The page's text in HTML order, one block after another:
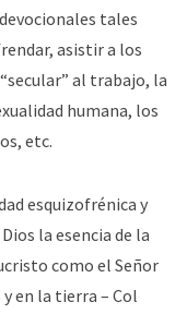
tales
asistir a los
al trabajo, la
humana, los
etc.
esquizofrénica y
la esencia de la
como el Señor
en la tierra – Col